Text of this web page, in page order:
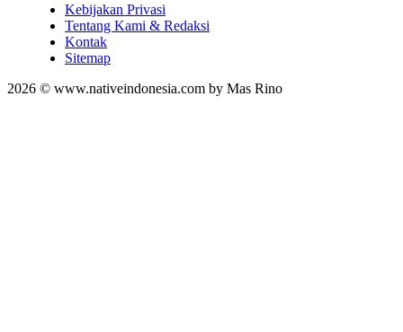
Kebijakan Privasi
Tentang Kami & Redaksi
Kontak
Sitemap
2026 © www.nativeindonesia.com by Mas Rino